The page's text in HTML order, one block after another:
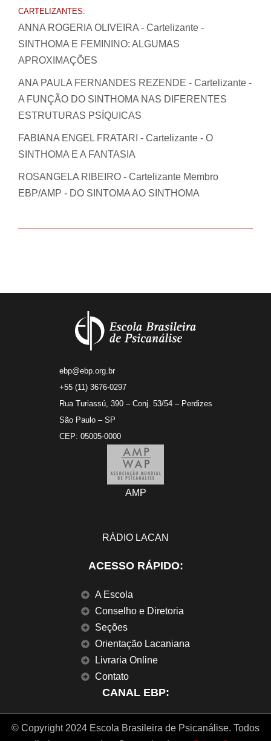
CARTELIZANTES:
ANNA ROGERIA OLIVEIRA - Cartelizante -
SINTHOMA E FEMININO: ALGUMAS
APROXIMAÇÕES
ANA PAULA FERNANDES REZENDE - Cartelizante -
A FUNÇÃO DO SINTHOMA NAS DIFERENTES
ESTRUTURAS PSÍQUICAS
FABIANA ENGEL FRATARI - Cartelizante - O
SINTHOMA E A FANTASIA
ROSANGELA RIBEIRO - Cartelizante Membro
EBP/AMP - DO SINTOMA AO SINTHOMA
ebp@ebp.org.br
+55 (11) 3676-0297
Rua Turiassú, 390 – Conj. 53/54 – Perdizes
São Paulo – SP
CEP: 05005-0000
AMP
RÁDIO LACAN
ACESSO RÁPIDO:
A Escola
Conselho e Diretoria
Seções
Orientação Lacaniana
Livraria Online
Contato
CANAL EBP:
© Copyright 2024 Escola Brasileira de Psicanálise. Todos